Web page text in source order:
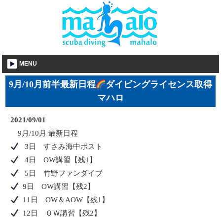
MENU
9月/10月前半最新日程
ダイビングライセンス取得
マハロ
2021/09/01
9 月/10 月 最新日程
3 日 すさみ海中ポスト
4日OW講習【残1 】
5 日 竹野ファンダイブ
9 日OW講習【残2 】
11 日OW＆ AOW 【残1 】
12 日 ＯＷ講習【残2 】